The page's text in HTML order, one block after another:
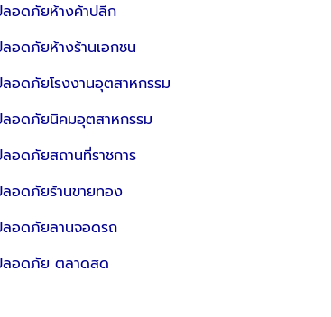
ลอดภัยห้างค้าปลีก
อดภัยห้างร้านเอกชน
อดภัยโรงงานอุตสาหกรรม
ลอดภัยนิคมอุตสาหกรรม
อดภัยสถานที่ราชการ
อดภัยร้านขายทอง
ลอดภัยลานจอดรถ
ลอดภัย ตลาดสด